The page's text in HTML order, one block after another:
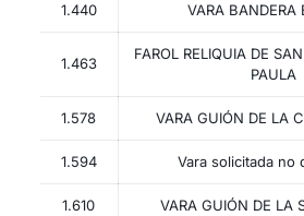
1.440 VARA BANDERA
1.463
FAROL RELIQUIA DE
PAULA
1.578 VARA GUIÓN DE LA
1.594 Vara solicitada no
1.610 VARA GUIÓN DE LA